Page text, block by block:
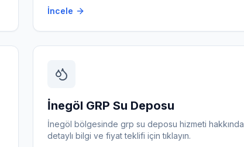
İncele
İnegöl GRP Su Deposu
İnegöl bölgesindegrp su deposu hizmeti hakkında
detaylı bilgi ve fiyat teklifi için tıklayın.